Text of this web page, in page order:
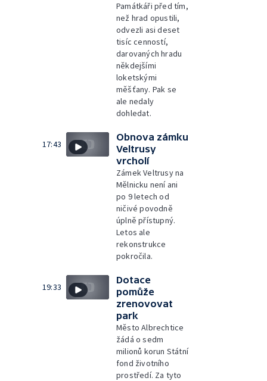
Památkáři před tím,
než hrad opustili,
odvezli asi deset
tisíc cenností,
darovaných hradu
někdejšími
loketskými
měšťany. Pak se
ale nedaly
dohledat.
17:43
Obnova zámku
Veltrusy
vrcholí
Zámek Veltrusy na
Mělnicku není ani
po 9 letech od
ničivé povodně
úplně přístupný.
Letos ale
rekonstrukce
pokročila.
19:33
Dotace
pomůže
zrenovovat
park
Město Albrechtice
žádá o sedm
milionů korun Státní
fond životního
prostředí. Za tyto